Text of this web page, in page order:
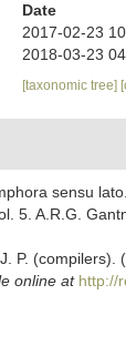
Date
2017-02-23
2018-03-23
[taxonomic tree]
sensu
5. A.R.G.
P.
online at http://